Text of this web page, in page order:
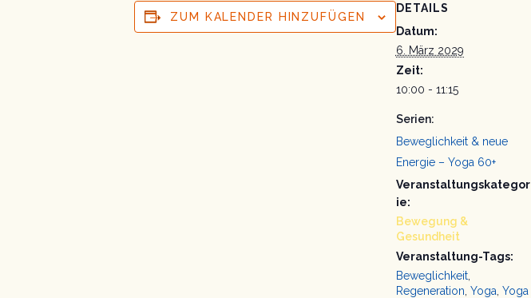
ZUM KALENDER HINZUFÜGEN
DETAILS
Datum:
6. März 2029
Zeit:
10:00 - 11:15
Serien:
Beweglichkeit & neue
Energie – Yoga 60+
Veranstaltungskategor
ie:
Bewegung &
Gesundheit
Veranstaltung-Tags:
Beweglichkeit,
Regeneration Yoga Yoga